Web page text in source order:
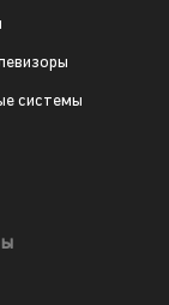
системы